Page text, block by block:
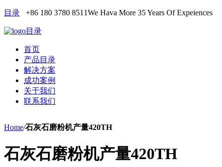
目录 +86 180 3780 8511We Hava More 35 Years Of Expeiences
目录
首页
产品目录
解决方案
成功案例
关于我们
联系我们
Home/石灰石磨粉机产量420TH
石灰石磨粉机产量420TH